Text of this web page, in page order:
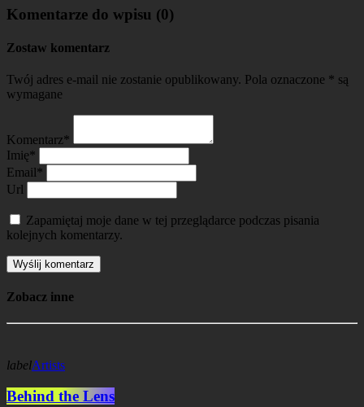
Komentarze do wpisu (0)
Zostaw komentarz
Twój adres e-mail nie zostanie opublikowany. Pola oznaczone * są
wymagane
Komentarz*
Imię*
Email*
Url
Zapamiętaj moje dane w tej przeglądarce podczas pisania
kolejnych komentarzy.
Zobacz inne
labelArtists
Behind the Lens